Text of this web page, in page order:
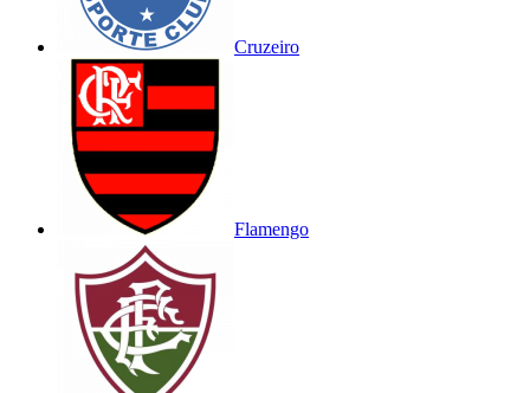
Cruzeiro
Flamengo